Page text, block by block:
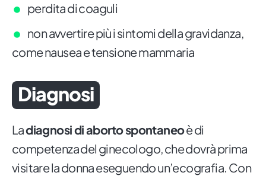
perdita di coaguli
non avvertire più i sintomi della gravidanza,
come nausea e tensione mammaria
Diagnosi
Ladiagnosi di aborto spontaneoè di
competenza del ginecologo, che dovrà prima
visitare la donna eseguendo un’ecografia. Con